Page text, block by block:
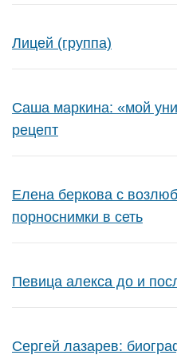
Лицей (группа)
Саша маркина: «мой
рецепт
Елена беркова с
порноснимки в сеть
Певица алекса до и
Сергей лазарев: